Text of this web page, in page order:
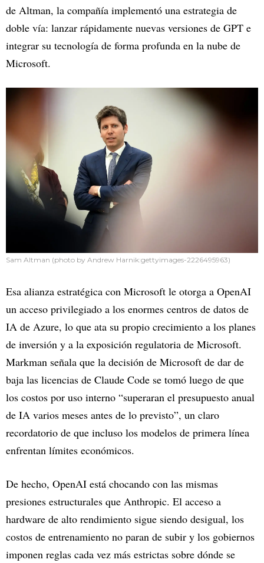
de Altman, la compañía implementó una estrategia de
doble vía: lanzar rápidamente nuevas versiones de GPT e
integrar su tecnología de forma profunda en la nube de
Microsoft.
Sam Altman (photo by Andrew Harnik:gettyimages-2226495963)
Esa alianza estratégica con Microsoft le otorga a OpenAI
un acceso privilegiado a los enormes centros de datos de
IA de Azure, lo que ata su propio crecimiento a los planes
de inversión y a la exposición regulatoria de Microsoft.
Markman señala que la decisión de Microsoft de dar de
baja las licencias de Claude Code se tomó luego de que
los costos por uso interno “superaran el presupuesto anual
de IA varios meses antes de lo previsto”, un claro
recordatorio de que incluso los modelos de primera línea
enfrentan límites económicos.
De hecho, OpenAI está chocando con las mismas
presiones estructurales que Anthropic. El acceso a
hardware de alto rendimiento sigue siendo desigual, los
costos de entrenamiento no paran de subir y los gobiernos
imponen reglas cada vez más estrictas sobre dónde se